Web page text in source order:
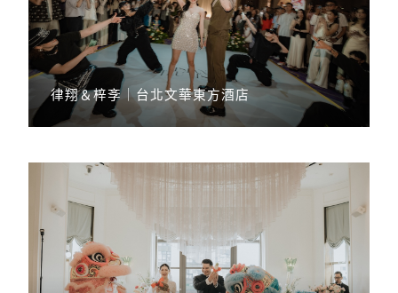
律翔＆梓斈｜台北文華東方酒店